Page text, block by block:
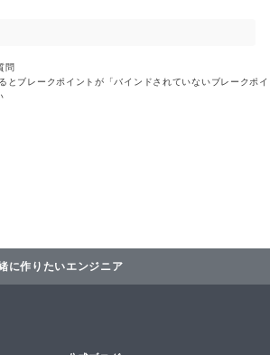
問
とブレークポイントが「バインドされていないブレークポイ
に作りたいエンジニア